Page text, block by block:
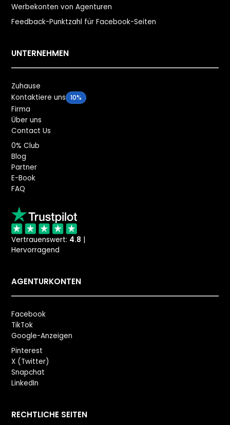
Werbekonten von Agenturen
Feedback-Punktzahl für Facebook-Seiten
UNTERNEHMEN
Zuhause
Kontaktiere uns 10%
Firma
Über uns
Contact Us
0% Club
Blog
Partner
E-Book
FAQ
Vertrauenswert: 4.8 |
Hervorragend
AGENTURKONTEN
Facebook
TikTok
Google-Anzeigen
Pinterest
X (Twitter)
Snapchat
LinkedIn
RECHTLICHE SEITEN